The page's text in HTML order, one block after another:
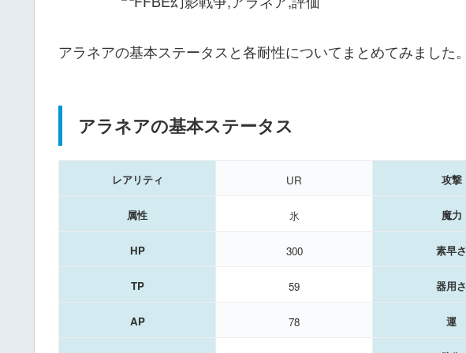
アラネアの基本ステータスと各耐性についてまとめてみました。
アラネアの基本ステータス
レアリティ UR 攻撃
属性 氷 魔力
HP 300 素早さ
TP 59 器用さ
AP 78 運